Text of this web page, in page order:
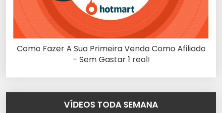
Como Fazer A Sua Primeira Venda Como Afiliado
– Sem Gastar 1 real!
VÍDEOS TODA SEMANA